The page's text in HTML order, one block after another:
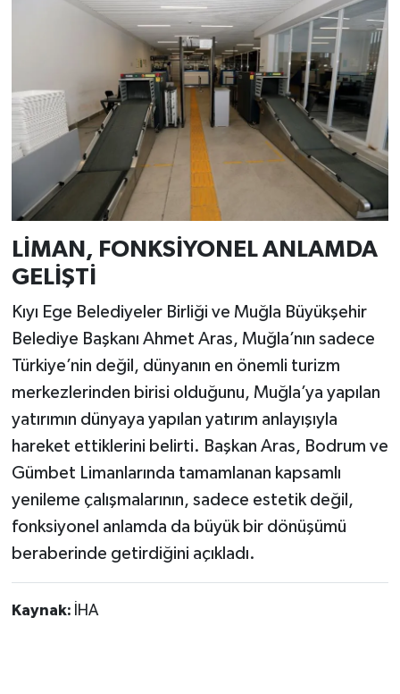
LİMAN, FONKSİYONEL ANLAMDA
GELİŞTİ
Kıyı Ege Belediyeler Birliği ve Muğla Büyükşehir
Belediye Başkanı Ahmet Aras, Muğla’nın sadece
Türkiye’nin değil, dünyanın en önemli turizm
merkezlerinden birisi olduğunu, Muğla’ya yapılan
yatırımın dünyaya yapılan yatırım anlayışıyla
hareket ettiklerini belirti. Başkan Aras, Bodrum ve
Gümbet Limanlarında tamamlanan kapsamlı
yenileme çalışmalarının, sadece estetik değil,
fonksiyonel anlamda da büyük bir dönüşümü
beraberinde getirdiğini açıkladı.
Kaynak: İHA